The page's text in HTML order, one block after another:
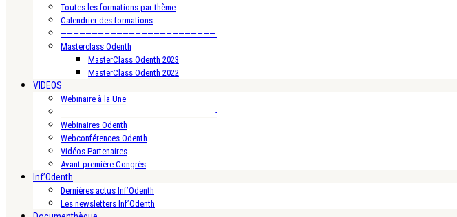
Toutes les formations par thème
Calendrier des formations
—————————————————————————-
Masterclass Odenth
MasterClass Odenth 2023
MasterClass Odenth 2022
VIDEOS
Webinaire à la Une
—————————————————————————-
Webinaires Odenth
Webconférences Odenth
Vidéos Partenaires
Avant-première Congrès
Inf’Odenth
Dernières actus Inf’Odenth
Les newsletters Inf’Odenth